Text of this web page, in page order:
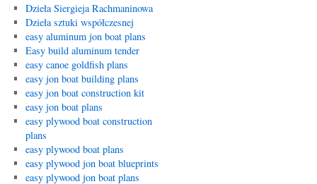
Dzieła Siergieja Rachmaninowa
Dzieła sztuki współczesnej
easy aluminum jon boat plans
Easy build aluminum tender
easy canoe goldfish plans
easy jon boat building plans
easy jon boat construction kit
easy jon boat plans
easy plywood boat construction
plans
easy plywood boat plans
easy plywood jon boat blueprints
easy plywood jon boat plans